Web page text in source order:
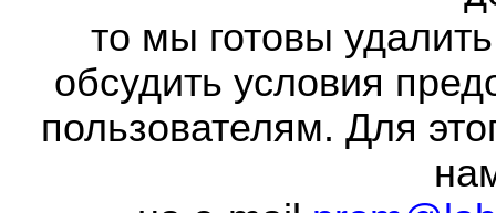
то мы готовы
обсудить условия
пользователям. Для